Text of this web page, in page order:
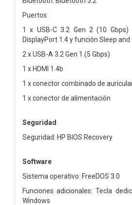
Puertos:
1 x USB-C 3.2 Gen 2 (10 Gbps)
DisplayPort 1.4 y función Sleep and
2 x USB-A 3.2 Gen 1 (5 Gbps)
1 x HDMI 1.4b
1 x conector combinado de
1 x conector de alimentación
Seguridad
Seguridad: HP BIOS Recovery
Software
Sistema operativo: FreeDOS 3.0
Funciones adicionales: Tecla
Windows